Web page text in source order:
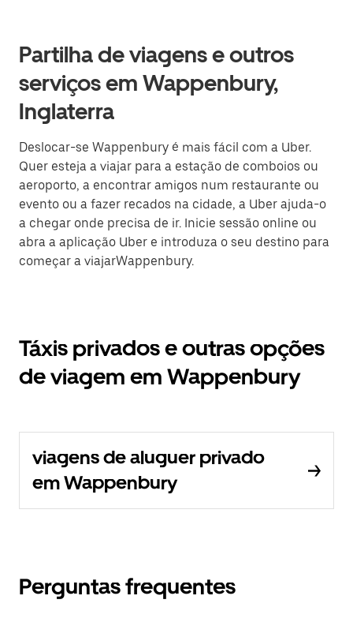
Partilha de viagens e outros
serviços em Wappenbury,
Inglaterra
Deslocar-se Wappenbury é mais fácil com a Uber.
Quer esteja a viajar para a estação de comboios ou
aeroporto, a encontrar amigos num restaurante ou
evento ou a fazer recados na cidade, a Uber ajuda-o
a chegar onde precisa de ir. Inicie sessão online ou
abra a aplicação Uber e introduza o seu destino para
começar a viajarWappenbury.
Táxis privados e outras opções
de viagem em Wappenbury
viagens de aluguer privado
em Wappenbury
Perguntas frequentes